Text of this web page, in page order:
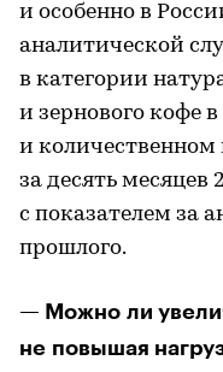
и особенно в
аналитической
в категории
и зернового кофе
и количественном
за десять месяцев
с показателем за
прошлого.
— Можно ли
не повышая